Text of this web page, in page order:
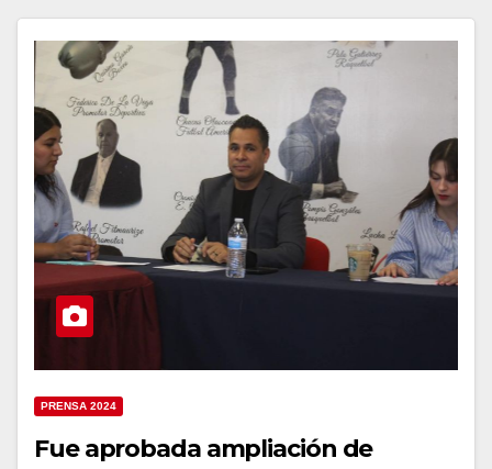
PRENSA 2024
Fue aprobada ampliación de